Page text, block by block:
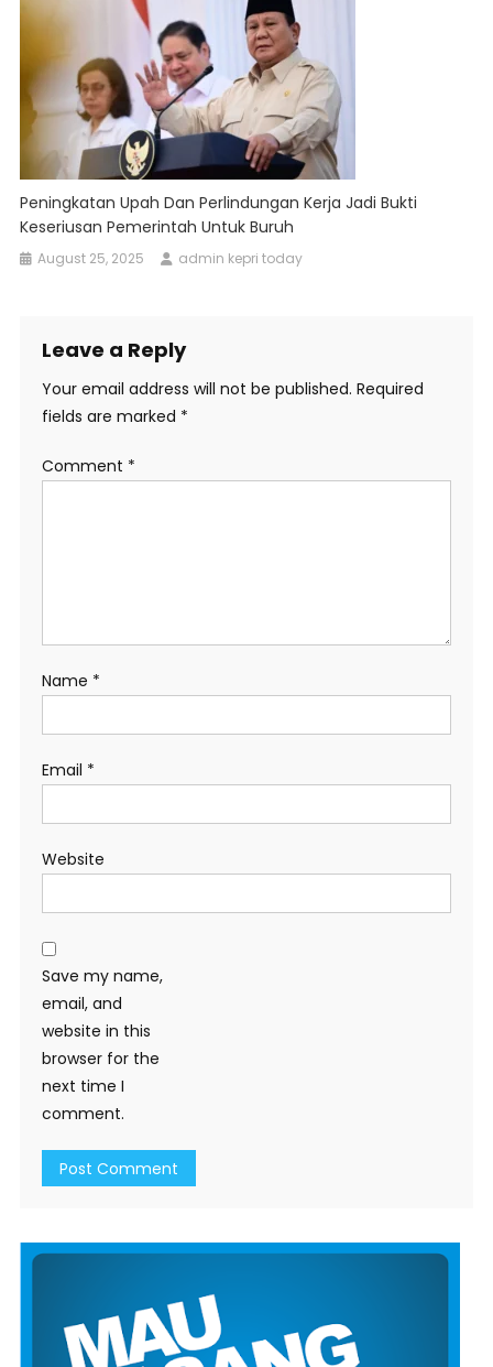
Peningkatan Upah Dan Perlindungan Kerja Jadi Bukti
Keseriusan Pemerintah Untuk Buruh
August 25, 2025 admin kepri today
Leave a Reply
Your email address will not be published. Required
fields are marked *
Comment *
Name *
Email *
Website
Save my name,
email, and
website in this
browser for the
next time I
comment.